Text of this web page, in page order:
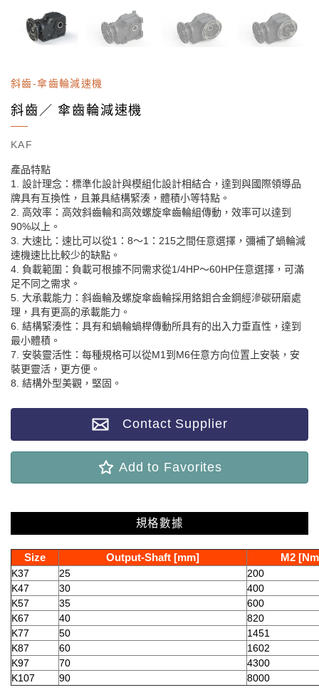
斜齒-傘齒輪減速機
斜齒／ 傘齒輪減速機
KAF
產品特點
1. 設計理念：標準化設計與模組化設計相結合，達到與國際領導品
牌具有互換性，且兼具結構緊湊，體積小等特點。
2. 高效率：高效斜齒輪和高效螺旋傘齒輪組傳動，效率可以達到
90%以上。
3. 大速比：速比可以從1：8～1：215之間任意選擇，彌補了蝸輪減
速機速比比較少的缺點。
4. 負載範圍：負載可根據不同需求從1/4HP～60HP任意選擇，可滿
足不同之需求。
5. 大承載能力：斜齒輪及螺旋傘齒輪採用鉻鉬合金鋼經滲碳研磨處
理，具有更高的承載能力。
6. 結構緊湊性：具有和蝸輪蝸桿傳動所具有的出入力垂直性，達到
最小體積。
7. 安裝靈活性：每種規格可以從M1到M6任意方向位置上安裝，安
裝更靈活，更方便。
8. 結構外型美觀，堅固。
Contact Supplier
Add to Favorites
規格數據
Size Output-Shaft [mm] M2
K37 25
200
K47
30
400
K57
35
600
K67
40
820
K77
50
1451
K87
60
1602
K97
70
4300
K107
90 8000